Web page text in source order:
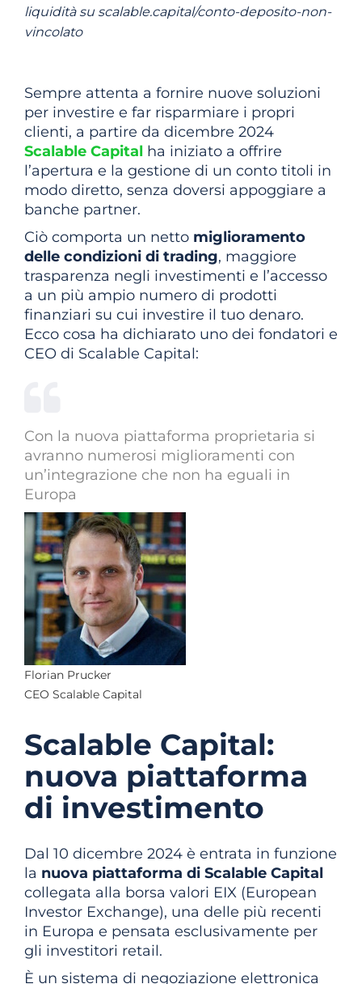
liquidità su scalable.capital/conto-deposito-non-
vincolato
Sempre attenta a fornire nuove soluzioni
per investire e far risparmiare i propri
clienti, a partire da dicembre 2024
Scalable Capital ha iniziato a offrire
l’apertura e la gestione di un conto titoli in
modo diretto, senza doversi appoggiare a
banche partner.
Ciò comporta un netto miglioramento
delle condizioni di trading, maggiore
trasparenza negli investimenti e l’accesso
a un più ampio numero di prodotti
finanziari su cui investire il tuo denaro.
Ecco cosa ha dichiarato uno dei fondatori e
CEO di Scalable Capital:
Con la nuova piattaforma proprietaria si
avranno numerosi miglioramenti con
un’integrazione che non ha eguali in
Europa
Florian Prucker
CEO Scalable Capital
Scalable Capital:
nuova piattaforma
di investimento
Dal 10 dicembre 2024 è entrata in funzione
la nuova piattaforma di Scalable Capital
collegata alla borsa valori EIX (European
Investor Exchange), una delle più recenti
in Europa e pensata esclusivamente per
gli investitori retail.
È un sistema di negoziazione elettronica